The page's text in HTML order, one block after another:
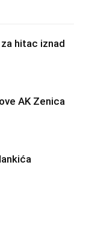
hitac iznad
AK Zenica